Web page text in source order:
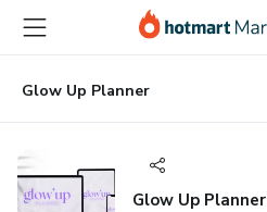
para
conteúdo
principal
para
pagamento
para
rodapé
Glow Up Planner
Glow Up Planner